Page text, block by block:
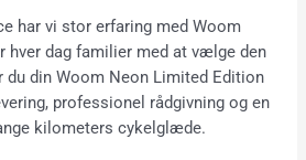
har vi stor erfaring med Woom
hver dag familier med at vælge den
du din Woom Neon Limited Edition
professionel rådgivning og en
kilometers cykelglæde.